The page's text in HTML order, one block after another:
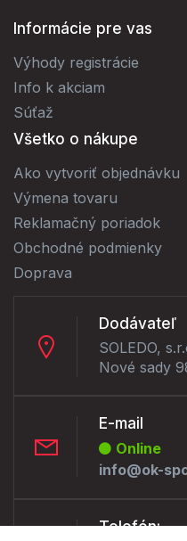
Informácie pre vas
Výhody registrácie
Info k akciam
Súťaž
Všetko o nákupe
Ako vytvoriť objednávku
Výmena tovaru
Reklamačný poriadok
Obchodné podmienky
Doprava
Dodávateľ
SOLEDO,
Nové sady
E-mail
Online
info@ok-
Telefón: